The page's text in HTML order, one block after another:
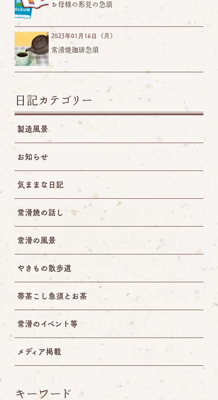
お母様の形見の急須
2023年01月16日（月）
常滑焼珈琲急須
日記カテゴリー
製造風景
お知らせ
気ままな日記
常滑焼の話し
常滑の風景
やきもの散歩道
帯茶こし急須とお茶
常滑のイベント等
メディア掲載
キーワード